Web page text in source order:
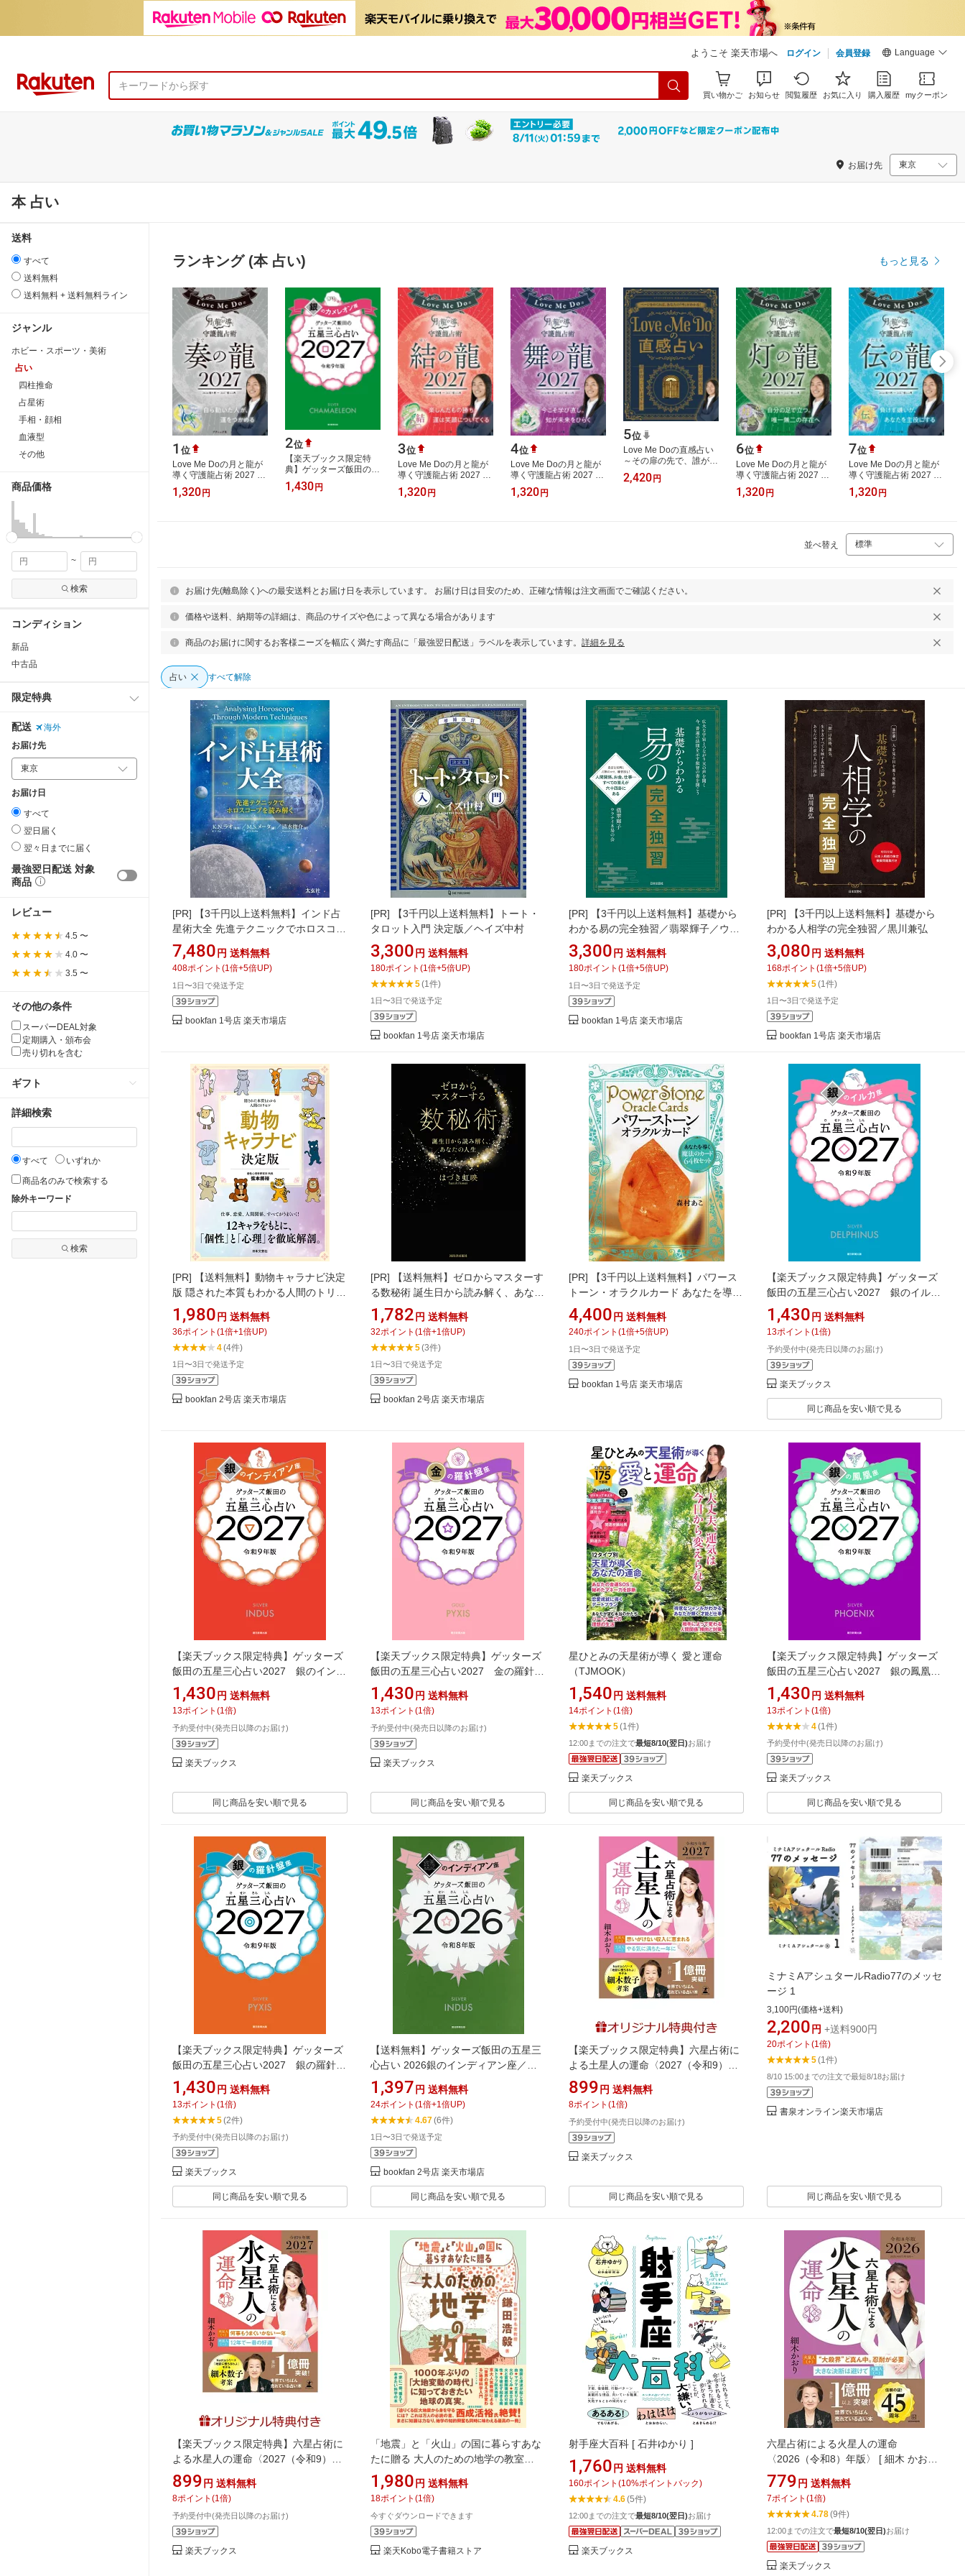
ようこそ 楽天市場へ ログイン 会員登録 Language
買い物かご お知らせ 閲覧履歴 お気に入り 購入履歴 myクーポン
お届け先
本 占い
送料
すべて
送料無料
送料無料 + 送料無料ライン
ジャンル
ホビー・スポーツ・美術
占い
四柱推命
占星術
手相・顔相
血液型
その他
商品価格
~
検索
コンディション
新品
中古品
限定特典
配送
海外
お届け先
お届け日
すべて
翌日届く
翌々日までに届く
最強翌日配送 対象
商品
レビュー
4.5 〜
4.0 〜
3.5 〜
その他の条件
スーパーDEAL対象
定期購入・頒布会
売り切れを含む
ギフト
詳細検索
すべて
いずれか
商品名のみで検索する
除外キーワード
検索
ランキング (本 占い) もっと見る
1 位
Love Me Doの月と龍が
導く守護龍占術 2027 奏
の龍 （ブティック・ム
ック）
1,320 円
2位
【楽天ブックス限定特
典】ゲッターズ飯田の五
星三心占い2027 銀の
カメレオン座(限定カバ
1,430 円
3位
Love Me Doの月と龍が
導く守護龍占術 2027 結
の龍 （ブティック・ム
ック）
1,320 円
4位
Love Me Doの月と龍が
導く守護龍占術 2027 舞
の龍 （ブティック・ム
ック）
1,320 円
5位
Love Me Doの直感占い
～その扉の先で、誰が待
っていますか？～ （ブ
ティック・ムック） [
2,420 円
6位
Love Me Doの月と龍が
導く守護龍占術 2027 灯
の龍 （ブティック・ム
ック）
1,320 円
7位
Love Me Doの月と龍が
導く守護龍占術 2027 伝
の龍 （ブティック・ム
ック）
1,320 円
並べ替え
お届け先(離島除く)への最安送料とお届け日を表示しています。 お届け日は目安のため、正確な情報は注文画面でご確認ください。
価格や送料、納期等の詳細は、商品のサイズや色によって異なる場合があります
商品のお届けに関するお客様ニーズを幅広く満たす商品に「最強翌日配送」ラベルを表示しています。 詳細を見る
占い すべて解除
[PR]
【3千円以上送料無料】インド占
星術大全 先進テクニックでホロスコー
プを読み解く／M．S．メータ／K．
N．ラオ／清水俊介
7,480 円 送料無料
408ポイント (1倍+5倍UP)
1日〜3日で発送予定
bookfan 1号店 楽天市場店
[PR]
【3千円以上送料無料】トート・
タロット入門 決定版／ヘイズ中村
3,300 円 送料無料
180ポイント (1倍+5倍UP)
5(1件)
1日〜3日で発送予定
bookfan 1号店 楽天市場店
[PR]
【3千円以上送料無料】基礎から
わかる易の完全独習／翡翠輝子／ウラ
ナイ8易の会
3,300 円 送料無料
180ポイント (1倍+5倍UP)
1日〜3日で発送予定
bookfan 1号店 楽天市場店
[PR]
【3千円以上送料無料】基礎から
わかる人相学の完全独習／黒川兼弘
3,080 円 送料無料
168ポイント (1倍+5倍UP)
5(1件)
1日〜3日で発送予定
bookfan 1号店 楽天市場店
[PR]
【送料無料】動物キャラナビ決定
版 隠された本質もわかる人間のトリセ
ツ／弦本將裕
1,980 円 送料無料
36ポイント (1倍+1倍UP)
4(4件)
1日〜3日で発送予定
bookfan 2号店 楽天市場店
[PR]
【送料無料】ゼロからマスターす
る数秘術 誕生日から読み解く、あなた
の人生／はづき虹映
1,782 円 送料無料
32ポイント (1倍+1倍UP)
5(3件)
1日〜3日で発送予定
bookfan 2号店 楽天市場店
[PR]
【3千円以上送料無料】パワース
トーン・オラクルカード あなたを導く
魔法のカード64枚セット／森村あこ
4,400 円 送料無料
240ポイント (1倍+5倍UP)
1日〜3日で発送予定
bookfan 1号店 楽天市場店
【楽天ブックス限定特典】ゲッターズ
飯田の五星三心占い2027 銀のイルカ
座(限定カバー) [ ゲッターズ飯田 ]
1,430 円 送料無料
13ポイント (1倍)
予約受付中(発売日以降のお届け)
楽天ブックス
同じ商品を安い順で見る
【楽天ブックス限定特典】ゲッターズ
飯田の五星三心占い2027 銀のインデ
ィアン座(限定カバー) [ ゲッターズ飯
田 ]
1,430 円 送料無料
13ポイント (1倍)
予約受付中(発売日以降のお届け)
楽天ブックス
同じ商品を安い順で見る
【楽天ブックス限定特典】ゲッターズ
飯田の五星三心占い2027 金の羅針盤
座(限定カバー) [ ゲッターズ飯田 ]
1,430 円 送料無料
13ポイント (1倍)
予約受付中(発売日以降のお届け)
楽天ブックス
同じ商品を安い順で見る
星ひとみの天星術が導く 愛と運命
（TJMOOK）
1,540 円 送料無料
14ポイント (1倍)
5(1件)
12:00までの注文で最短8/10(翌日)お届け
楽天ブックス
同じ商品を安い順で見る
【楽天ブックス限定特典】ゲッターズ
飯田の五星三心占い2027 銀の鳳凰座
(限定カバー) [ ゲッターズ飯田 ]
1,430 円 送料無料
13ポイント (1倍)
4(1件)
予約受付中(発売日以降のお届け)
楽天ブックス
同じ商品を安い順で見る
【楽天ブックス限定特典】ゲッターズ
飯田の五星三心占い2027 銀の羅針盤
座(限定カバー) [ ゲッターズ飯田 ]
1,430 円 送料無料
13ポイント (1倍)
5(2件)
予約受付中(発売日以降のお届け)
楽天ブックス
同じ商品を安い順で見る
【送料無料】ゲッターズ飯田の五星三
心占い 2026銀のインディアン座／ゲ
ッターズ飯田
1,397 円 送料無料
24ポイント (1倍+1倍UP)
4.67(6件)
1日〜3日で発送予定
bookfan 2号店 楽天市場店
同じ商品を安い順で見る
【楽天ブックス限定特典】六星占術に
よる土星人の運命〈2027（令和9）年
版〉(開運カード) [ 細木 かおり ]
899 円 送料無料
8ポイント (1倍)
予約受付中(発売日以降のお届け)
楽天ブックス
同じ商品を安い順で見る
ミナミAアシュタールRadio77のメッセ
ージ 1
3,100円(価格+送料)
2,200 円 +送料900円
20ポイント (1倍)
5(1件)
8/10 15:00までの注文で最短8/18お届け
書泉オンライン楽天市場店
同じ商品を安い順で見る
【楽天ブックス限定特典】六星占術に
よる水星人の運命〈2027（令和9）年
版〉(開運カード) [ 細木 かおり ]
899 円 送料無料
8ポイント (1倍)
予約受付中(発売日以降のお届け)
楽天ブックス
「地震」と「火山」の国に暮らすあな
たに贈る 大人のための地学の教室
【電子書籍】[ 鎌田浩毅 ]
1,980 円 送料無料
18ポイント (1倍)
今すぐダウンロードできます
楽天Kobo電子書籍ストア
射手座大百科 [ 石井ゆかり ]
1,760 円 送料無料
160ポイント (10%ポイントバック)
4.6(5件)
12:00までの注文で最短8/10(翌日)お届け
楽天ブックス
六星占術による火星人の運命
〈2026（令和8）年版〉 [ 細木 かおり
]779 円 送料無料
7ポイント (1倍)
4.78(9件)
12:00までの注文で最短8/10(翌日)お届け
楽天ブックス